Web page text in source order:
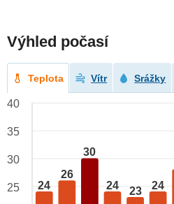
Výhled počasí
Teplota Vítr Srážky
24
26
30
24 23 24
40
35
30
25